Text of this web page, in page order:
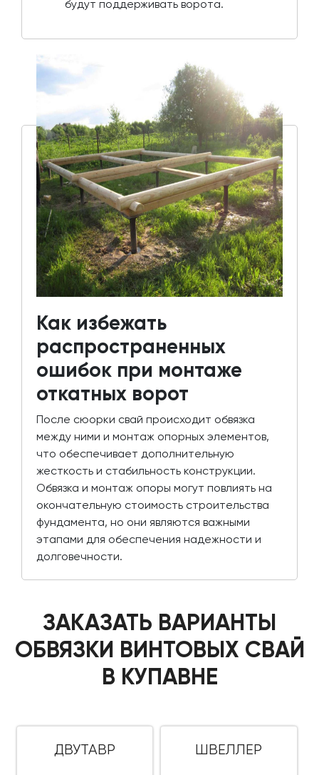
будут поддерживать ворота.
Как избежать
распространенных
ошибок при монтаже
откатных ворот
После сюорки свай происходит обвязка
между ними и монтаж опорных элементов,
что обеспечивает дополнительную
жесткость и стабильность конструкции.
Обвязка и монтаж опоры могут повлиять на
окончательную стоимость строительства
фундамента, но они являются важными
этапами для обеспечения надежности и
долговечности.
ЗАКАЗАТЬ ВАРИАНТЫ
ОБВЯЗКИ ВИНТОВЫХ СВАЙ
В КУПАВНЕ
ДВУТАВР ШВЕЛЛЕР